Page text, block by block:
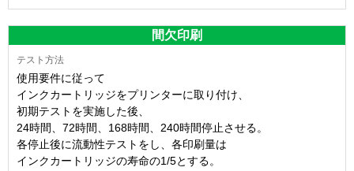
間欠印刷
使用要件に従って
インクカートリッジをプリンターに取り付け、
初期テストを実施した後、
24時間、72時間、168時間、240時間停止させる。
各停止後に流動性テストをし、各印刷量は
インクカートリッジの寿命の1/5とする。